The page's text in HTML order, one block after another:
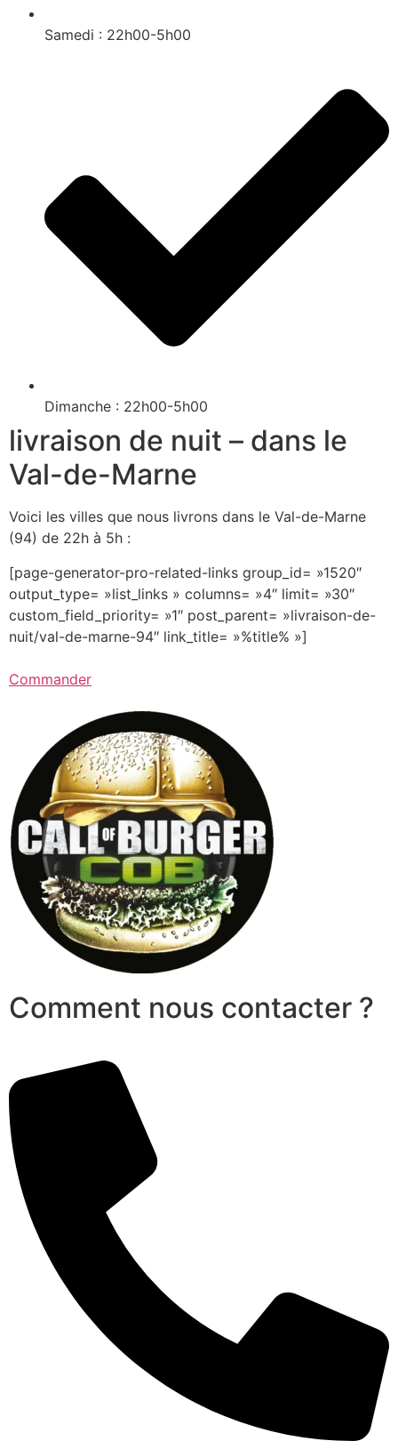
Samedi : 22h00-5h00
Dimanche : 22h00-5h00
livraison de nuit – dans le
Val-de-Marne
Voici les villes que nous livrons dans le Val-de-Marne
(94) de 22h à 5h :
[page-generator-pro-related-links group_id= »1520″
output_type= »list_links » columns= »4″ limit= »30″
custom_field_priority= »1″ post_parent= »livraison-de-
nuit/val-de-marne-94″ link_title= »%title% »]
Commander
Comment nous contacter ?